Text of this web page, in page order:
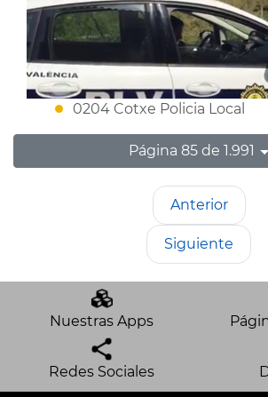
0204 Cotxe Policia Local
Página 85 de 1.991
Anterior
Siguiente
Nuestras Apps
Redes Sociales